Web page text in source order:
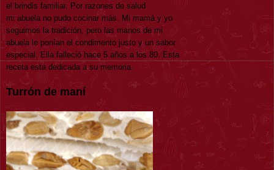
el brindis familiar. Por razones de salud
mi abuela no pudo cocinar más. Mi mamá y yo
seguimos la tradición, pero las manos de mi
abuela le ponían el condimento justo y un sabor
especial. Ella falleció hace 5 años a los 80. Esta
receta está dedicada a su memoria.
Turrón de maní